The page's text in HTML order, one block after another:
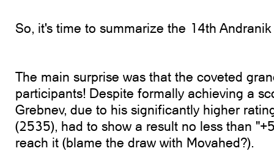
So, it's time to summarize the 14th
The main surprise was that the coveted
participants! Despite formally achieving a
Grebnev, due to his significantly higher
(2535), had to show a result no less than
reach it (blame the draw with Movahed?).